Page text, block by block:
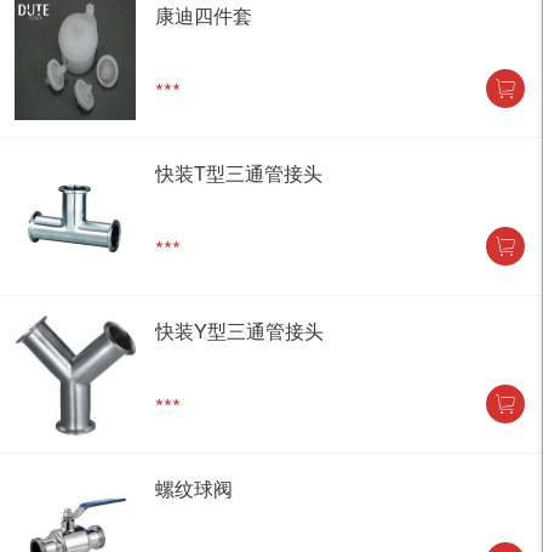
康迪四件套
***
快装T型三通管接头
***
快装Y型三通管接头
***
螺纹球阀